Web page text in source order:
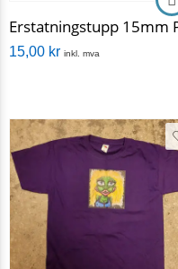
15,00 kr inkl. mva